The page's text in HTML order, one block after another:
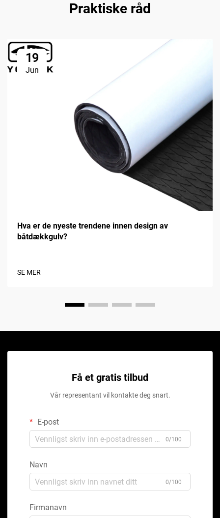
Praktiske råd
19
Jun
Hva er de nyeste trendene innen design av
båtdækkgulv?
SE MER
Få et gratis tilbud
Vår representant vil kontakte deg snart.
E-post
0/100
Navn
0/100
Firmanavn